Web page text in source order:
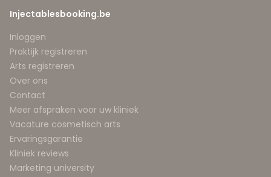
Injectablesbooking.be
Inloggen
Praktijk registreren
Arts registreren
Over ons
Contact
Meer afspraken voor uw kliniek
Vacature cosmetisch arts
Ervaringsgarantie
Kliniek reviews
Marketing university